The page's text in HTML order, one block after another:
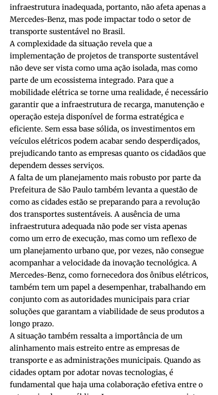
infraestrutura inadequada, portanto, não afeta apenas a
Mercedes-Benz, mas pode impactar todo o setor de
transporte sustentável no Brasil.
A complexidade da situação revela que a
implementação de projetos de transporte sustentável
não deve ser vista como uma ação isolada, mas como
parte de um ecossistema integrado. Para que a
mobilidade elétrica se torne uma realidade, é necessário
garantir que a infraestrutura de recarga, manutenção e
operação esteja disponível de forma estratégica e
eficiente. Sem essa base sólida, os investimentos em
veículos elétricos podem acabar sendo desperdiçados,
prejudicando tanto as empresas quanto os cidadãos que
dependem desses serviços.
A falta de um planejamento mais robusto por parte da
Prefeitura de São Paulo também levanta a questão de
como as cidades estão se preparando para a revolução
dos transportes sustentáveis. A ausência de uma
infraestrutura adequada não pode ser vista apenas
como um erro de execução, mas como um reflexo de
um planejamento urbano que, por vezes, não consegue
acompanhar a velocidade da inovação tecnológica. A
Mercedes-Benz, como fornecedora dos ônibus elétricos,
também tem um papel a desempenhar, trabalhando em
conjunto com as autoridades municipais para criar
soluções que garantam a viabilidade de seus produtos a
longo prazo.
A situação também ressalta a importância de um
alinhamento mais estreito entre as empresas de
transporte e as administrações municipais. Quando as
cidades optam por adotar novas tecnologias, é
fundamental que haja uma colaboração efetiva entre o